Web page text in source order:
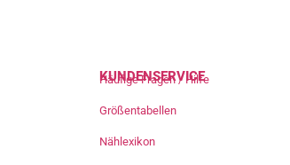
KUNDENSERVICE
Häufige Fragen / Hilfe
Größentabellen
Nählexikon